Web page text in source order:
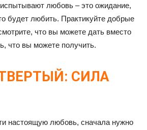
любовь – это ожидание,
будет любить. Практикуйте добрые
что вы можете дать вместо
что вы можете получить.
СИЛА
настоящую любовь, сначала нужно